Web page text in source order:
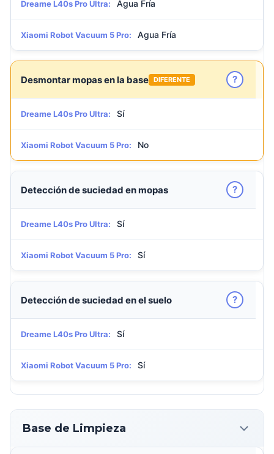
Dreame L40s Pro Ultra: Agua Fría
Xiaomi Robot Vacuum 5 Pro: Agua Fría
Desmontar mopas en la base DIFERENTE ?
Dreame L40s Pro Ultra: Sí
Xiaomi Robot Vacuum 5 Pro: No
Detección de suciedad en mopas ?
Dreame L40s Pro Ultra: Sí
Xiaomi Robot Vacuum 5 Pro: Sí
Detección de suciedad en el suelo ?
Dreame L40s Pro Ultra: Sí
Xiaomi Robot Vacuum 5 Pro: Sí
Base de Limpieza